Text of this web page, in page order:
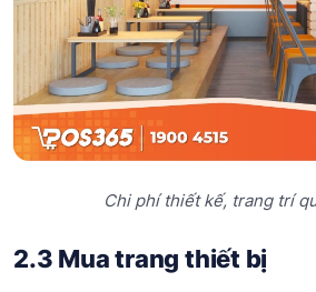
Chi phí thiết kế, trang trí
2.3 Mua trang thiết bị